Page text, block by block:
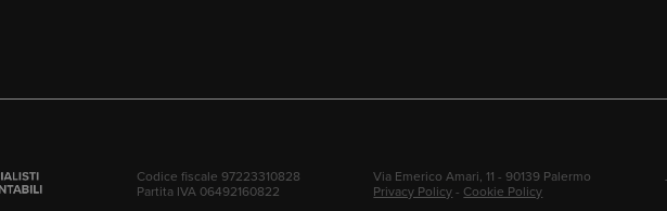
Codice fiscale 97223310828
Partita IVA 06492160822
Via Emerico Amari, 11 - 90139 Palermo
Privacy Policy - Cookie Policy